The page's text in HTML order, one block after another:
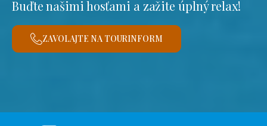
Buďte našimi hosťami a zažite úplný relax!
ZAVOLAJTE NA TOURINFORM